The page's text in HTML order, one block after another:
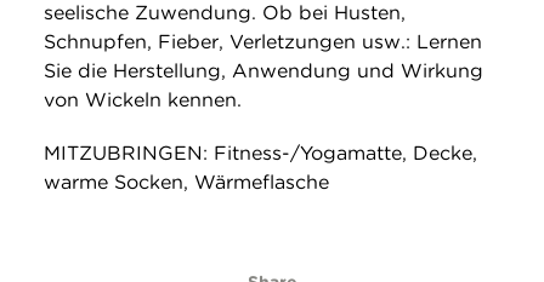
seelische Zuwendung. Ob bei Husten,
Schnupfen, Fieber, Verletzungen usw.: Lernen
Sie die Herstellung, Anwendung und Wirkung
von Wickeln kennen.
MITZUBRINGEN: Fitness-/Yogamatte, Decke,
warme Socken, Wärmeflasche